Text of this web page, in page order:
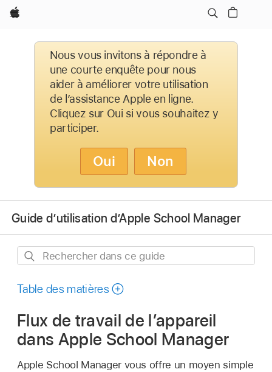
Apple
Nous vous invitons à répondre à
une courte enquête pour nous
aider à améliorer votre utilisation
de l’assistance Apple en ligne.
Cliquez sur Oui si vous souhaitez y
participer.
Oui Non
Guide d’utilisation d’Apple School Manager
Rechercher
ce
Table des matières
Flux de travail de l’appareil
dans Apple School Manager
Apple School Manager vous offre un moyen simple